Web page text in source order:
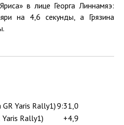
в лице Георга Линнамяэ:
на 4,6 секунды, а Грязина
Yaris Rally1)9:31,0
Rally1)
+4,9